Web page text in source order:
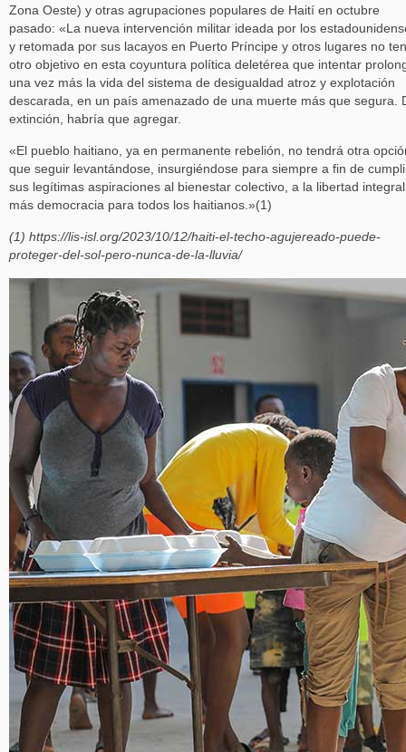
Zona Oeste) y otras agrupaciones populares de Haití en octubre
pasado: «La nueva intervención militar ideada por los
y retomada por sus lacayos en Puerto Príncipe y otros lugares no
otro objetivo en esta coyuntura política deletérea que intentar
una vez más la vida del sistema de desigualdad atroz y explotación
descarada, en un país amenazado de una muerte más que segura.
extinción, habría que agregar.
«El pueblo haitiano, ya en permanente rebelión, no tendrá otra
que seguir levantándose, insurgiéndose para siempre a fin de
sus legítimas aspiraciones al bienestar colectivo, a la libertad
más democracia para todos los haitianos.»(1)
(1) https://lis-isl.org/2023/10/12/haiti-el-techo-agujereado-puede-
proteger-del-sol-pero-nunca-de-la-lluvia/